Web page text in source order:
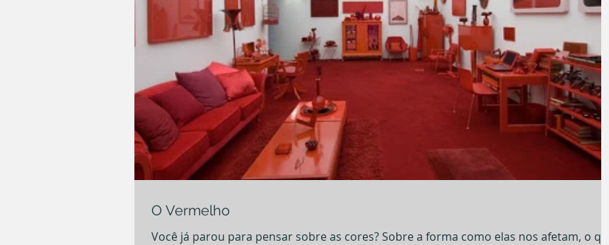
O Vermelho
Você já parou para pensar sobre as cores? Sobre a forma como elas nos afetam, o que